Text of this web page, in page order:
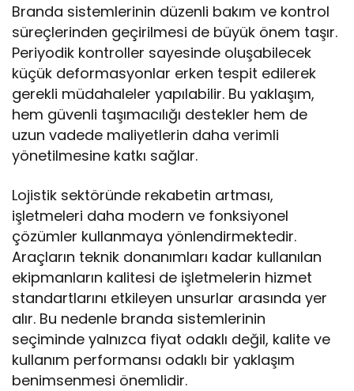
Branda sistemlerinin düzenli bakım ve kontrol
süreçlerinden geçirilmesi de büyük önem taşır.
Periyodik kontroller sayesinde oluşabilecek
küçük deformasyonlar erken tespit edilerek
gerekli müdahaleler yapılabilir. Bu yaklaşım,
hem güvenli taşımacılığı destekler hem de
uzun vadede maliyetlerin daha verimli
yönetilmesine katkı sağlar.
Lojistik sektöründe rekabetin artması,
işletmeleri daha modern ve fonksiyonel
çözümler kullanmaya yönlendirmektedir.
Araçların teknik donanımları kadar kullanılan
ekipmanların kalitesi de işletmelerin hizmet
standartlarını etkileyen unsurlar arasında yer
alır. Bu nedenle branda sistemlerinin
seçiminde yalnızca fiyat odaklı değil, kalite ve
kullanım performansı odaklı bir yaklaşım
benimsenmesi önemlidir.